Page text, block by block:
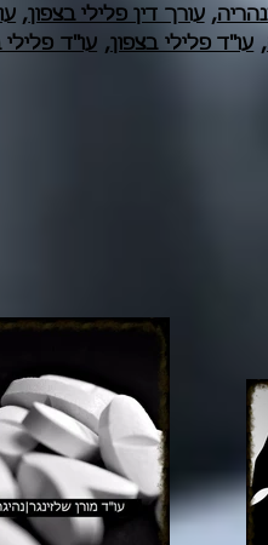
,עורך דין פלילי בצפון,
, עו"ד פלילי בצפון, עו"ד פלילי